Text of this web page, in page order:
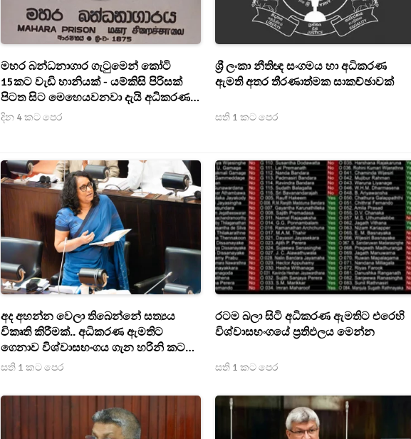
මහර බන්ධනාගාර ගැටුමෙන් කෝටි
15කට වැඩි හානියක් - යම්කිසි පිරිසක්
පිටත සිට මෙහෙයවනවා දැයි අධිකරණ
ඇමතිට සැකයක්
දින 4 කට පෙර
ශ්‍රී ලංකා නීතිඥ සංගමය හා අධිකරණ
ඇමති අතර තීරණාත්මක සාකච්ඡාවක්
සති 1 කට පෙර
අද අහන්න වෙලා තිබෙන්නේ සත්‍යය
විකෘති කිරීමක්.. අධිකරණ ඇමතිට
ගෙනාව විශ්වාසභංගය ගැන හරිනි කට
අරී
සති 1 කට පෙර
රටම බලා සිටි අධිකරණ ඇමතිට එරෙහි
විශ්වාසභංගයේ ප්‍රතිඵලය මෙන්න
සති 1 කට පෙර